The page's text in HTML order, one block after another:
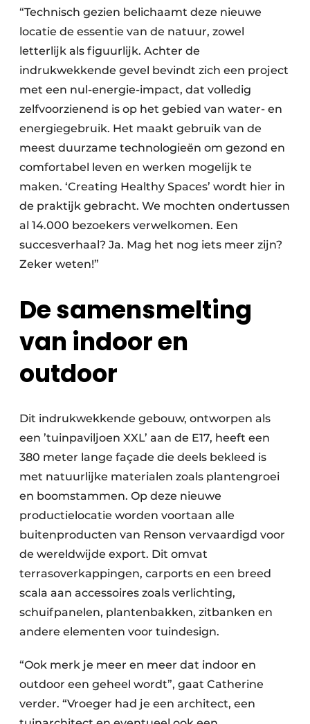
“Technisch gezien belichaamt deze nieuwe
locatie de essentie van de natuur, zowel
letterlijk als figuurlijk. Achter de
indrukwekkende gevel bevindt zich een project
met een nul-energie-impact, dat volledig
zelfvoorzienend is op het gebied van water- en
energiegebruik. Het maakt gebruik van de
meest duurzame technologieën om gezond en
comfortabel leven en werken mogelijk te
maken. ‘Creating Healthy Spaces’ wordt hier in
de praktijk gebracht. We mochten ondertussen
al 14.000 bezoekers verwelkomen. Een
succesverhaal? Ja. Mag het nog iets meer zijn?
Zeker weten!”
De samensmelting
van indoor en
outdoor
Dit indrukwekkende gebouw, ontworpen als
een ’tuinpaviljoen XXL’ aan de E17, heeft een
380 meter lange façade die deels bekleed is
met natuurlijke materialen zoals plantengroei
en boomstammen. Op deze nieuwe
productielocatie worden voortaan alle
buitenproducten van Renson vervaardigd voor
de wereldwijde export. Dit omvat
terrasoverkappingen, carports en een breed
scala aan accessoires zoals verlichting,
schuifpanelen, plantenbakken, zitbanken en
andere elementen voor tuindesign.
“Ook merk je meer en meer dat indoor en
outdoor een geheel wordt”, gaat Catherine
verder. “Vroeger had je een architect, een